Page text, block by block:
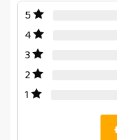
5
4
3
2
1